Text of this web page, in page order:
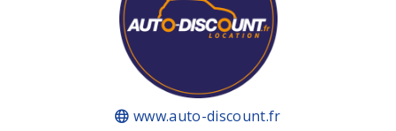
www.auto-discount.fr